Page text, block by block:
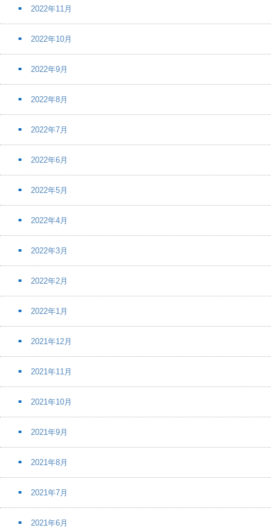
2022年11月
2022年10月
2022年9月
2022年8月
2022年7月
2022年6月
2022年5月
2022年4月
2022年3月
2022年2月
2022年1月
2021年12月
2021年11月
2021年10月
2021年9月
2021年8月
2021年7月
2021年6月